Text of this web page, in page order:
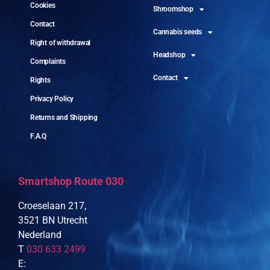
Cookies
Contact
Right of withdrawal
Complaints
Rights
Privacy Policy
Returns and Shipping
F.A.Q
Shroomshop
Cannabis seeds
Headshop
Contact
Smartshop Route 030
Croeselaan 217,
3521 BN Utrecht
Nederland
T 030 633 2499
E: